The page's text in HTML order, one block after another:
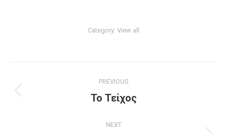
Category: View all
navigation
PREVIOUS
Previous
Το Τείχος
NEXT